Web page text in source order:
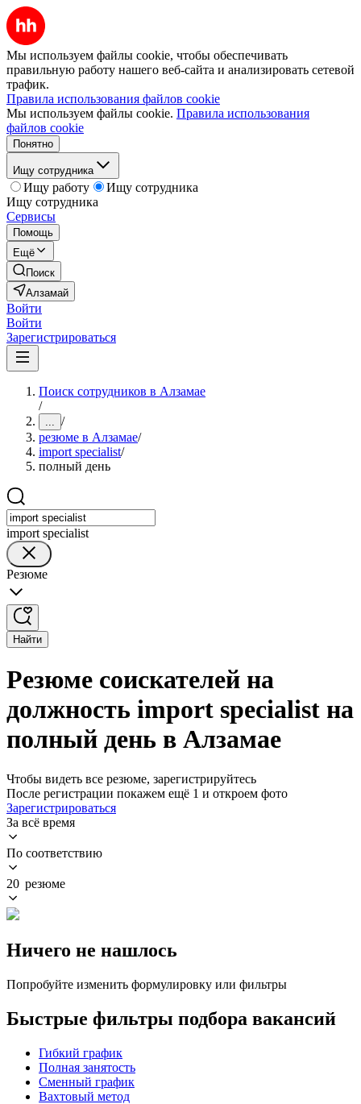
Мы используем файлы cookie, чтобы обеспечивать
правильную работу нашего веб-сайта и анализировать сетевой
трафик.
Правила использования файлов cookie
Мы используем файлы cookie. Правила использования
файлов cookie
Понятно
Ищу сотрудника
Ищу работу
Ищу сотрудника
Ищу сотрудника
Сервисы
Помощь
Ещё
Поиск
Алзамай
Войти
Войти
Зарегистрироваться
Поиск сотрудников в Алзамае
/
... /
резюме в Алзамае/
import specialist/
полный день
import specialist
Резюме
Найти
Резюме соискателей на
должность import specialist на
полный день в Алзамае
Чтобы видеть все резюме, зарегистрируйтесь
После регистрации покажем ещё 1 и откроем фото
Зарегистрироваться
За всё время
По соответствию
20 резюме
Ничего не нашлось
Попробуйте изменить формулировку или фильтры
Быстрые фильтры подбора вакансий
Гибкий график
Полная занятость
Сменный график
Вахтовый метод